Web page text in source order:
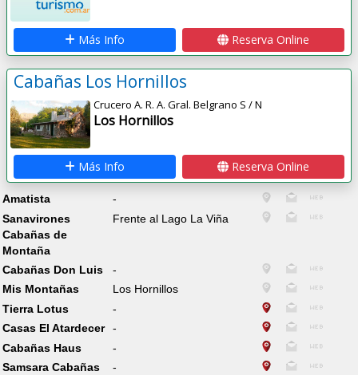
Más Info Reserva Online
Cabañas Los Hornillos
Crucero A. R. A. Gral. Belgrano S / N
Los Hornillos
Más Info Reserva Online
Amatista
-
Sanavirones
Cabañas de
Montaña
Frente al Lago La Viña
Cabañas Don Luis
-
Mis Montañas
Los Hornillos
Tierra Lotus
-
Casas El Atardecer
-
Cabañas Haus
-
Samsara Cabañas
-